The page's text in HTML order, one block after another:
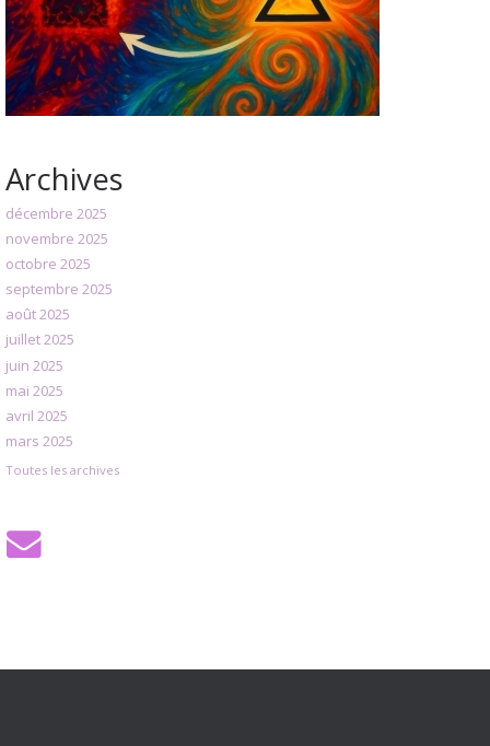
Archives
décembre 2025
novembre 2025
octobre 2025
septembre 2025
août 2025
juillet 2025
juin 2025
mai 2025
avril 2025
mars 2025
Toutes les archives